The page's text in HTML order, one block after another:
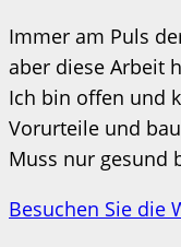
Immer am Puls
aber diese Arbeit
Ich bin offen und
Vorurteile und
Muss nur gesund
Besuchen Sie die